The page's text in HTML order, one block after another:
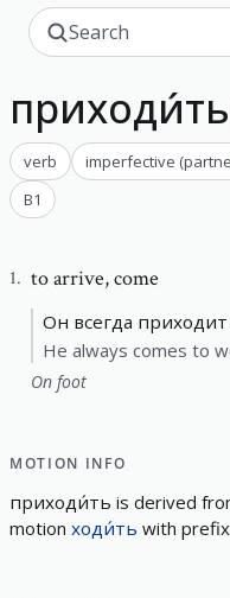
приходи́ть
verb imperfective (
B1
1. to arrive,come
Он всегда
He always comes to
On foot
MOTION INFO
приходи́ть is derived
motion ходи́ть with prefix